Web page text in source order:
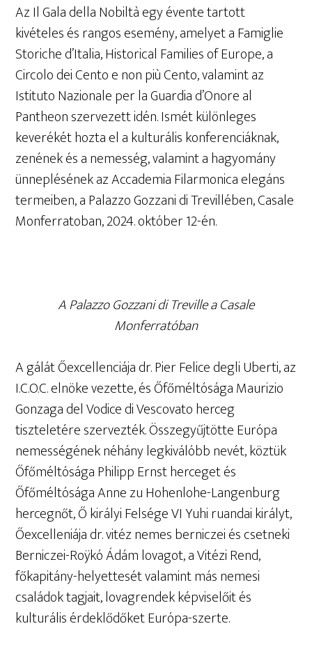
Az Il Gala della Nobiltà egy évente tartott
kivételes és rangos esemény, amelyet a Famiglie
Storiche d’Italia, Historical Families of Europe, a
Circolo dei Cento e non più Cento, valamint az
Istituto Nazionale per la Guardia d’Onore al
Pantheon szervezett idén. Ismét különleges
keverékét hozta el a kulturális konferenciáknak,
zenének és a nemesség, valamint a hagyomány
ünneplésének az Accademia Filarmonica elegáns
termeiben, a Palazzo Gozzani di Trevillében, Casale
Monferratoban, 2024. október 12-én.
A Palazzo Gozzani di Treville a Casale
Monferratóban
A gálát Őexcellenciája dr. Pier Felice degli Uberti, az
I.C.O.C. elnöke vezette, és Őfőméltósága Maurizio
Gonzaga del Vodice di Vescovato herceg
tiszteletére szervezték. Összegyűjtötte Európa
nemességének néhány legkiválóbb nevét, köztük
Őfőméltósága Philipp Ernst herceget és
Őfőméltósága Anne zu Hohenlohe-Langenburg
hercegnőt, Ő királyi Felsége VI Yuhi ruandai királyt,
Őexcelleniája dr. vitéz nemes berniczei és csetneki
Berniczei-Roÿkó Ádám lovagot, a Vitézi Rend,
főkapitány-helyettesét valamint más nemesi
családok tagjait, lovagrendek képviselőit és
kulturális érdeklődőket Európa-szerte.